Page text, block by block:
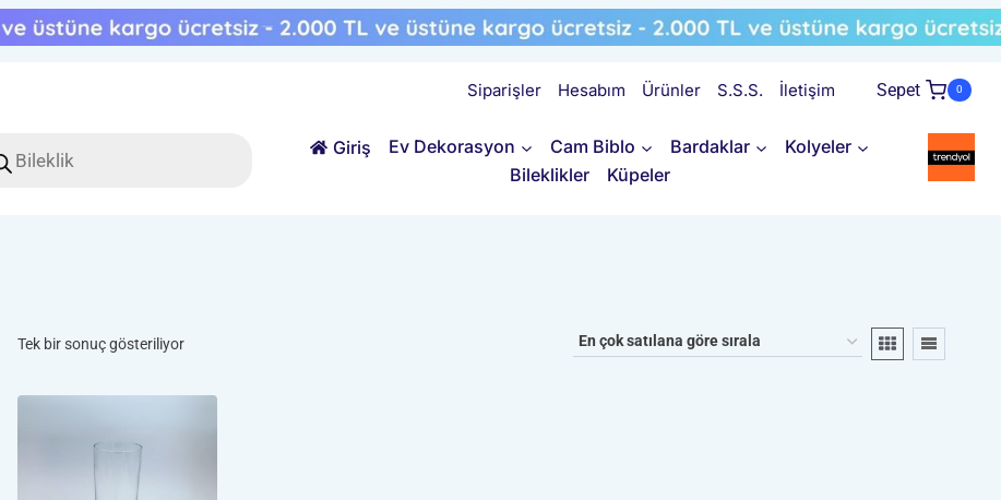
Siparişler Hesabım Ürünler S.S.S. İletişim Sepet 0
Giriş Ev Dekorasyon Cam Biblo Bardaklar
Kolyeler
Bileklikler
Küpeler
Tek bir sonuç gösteriliyor